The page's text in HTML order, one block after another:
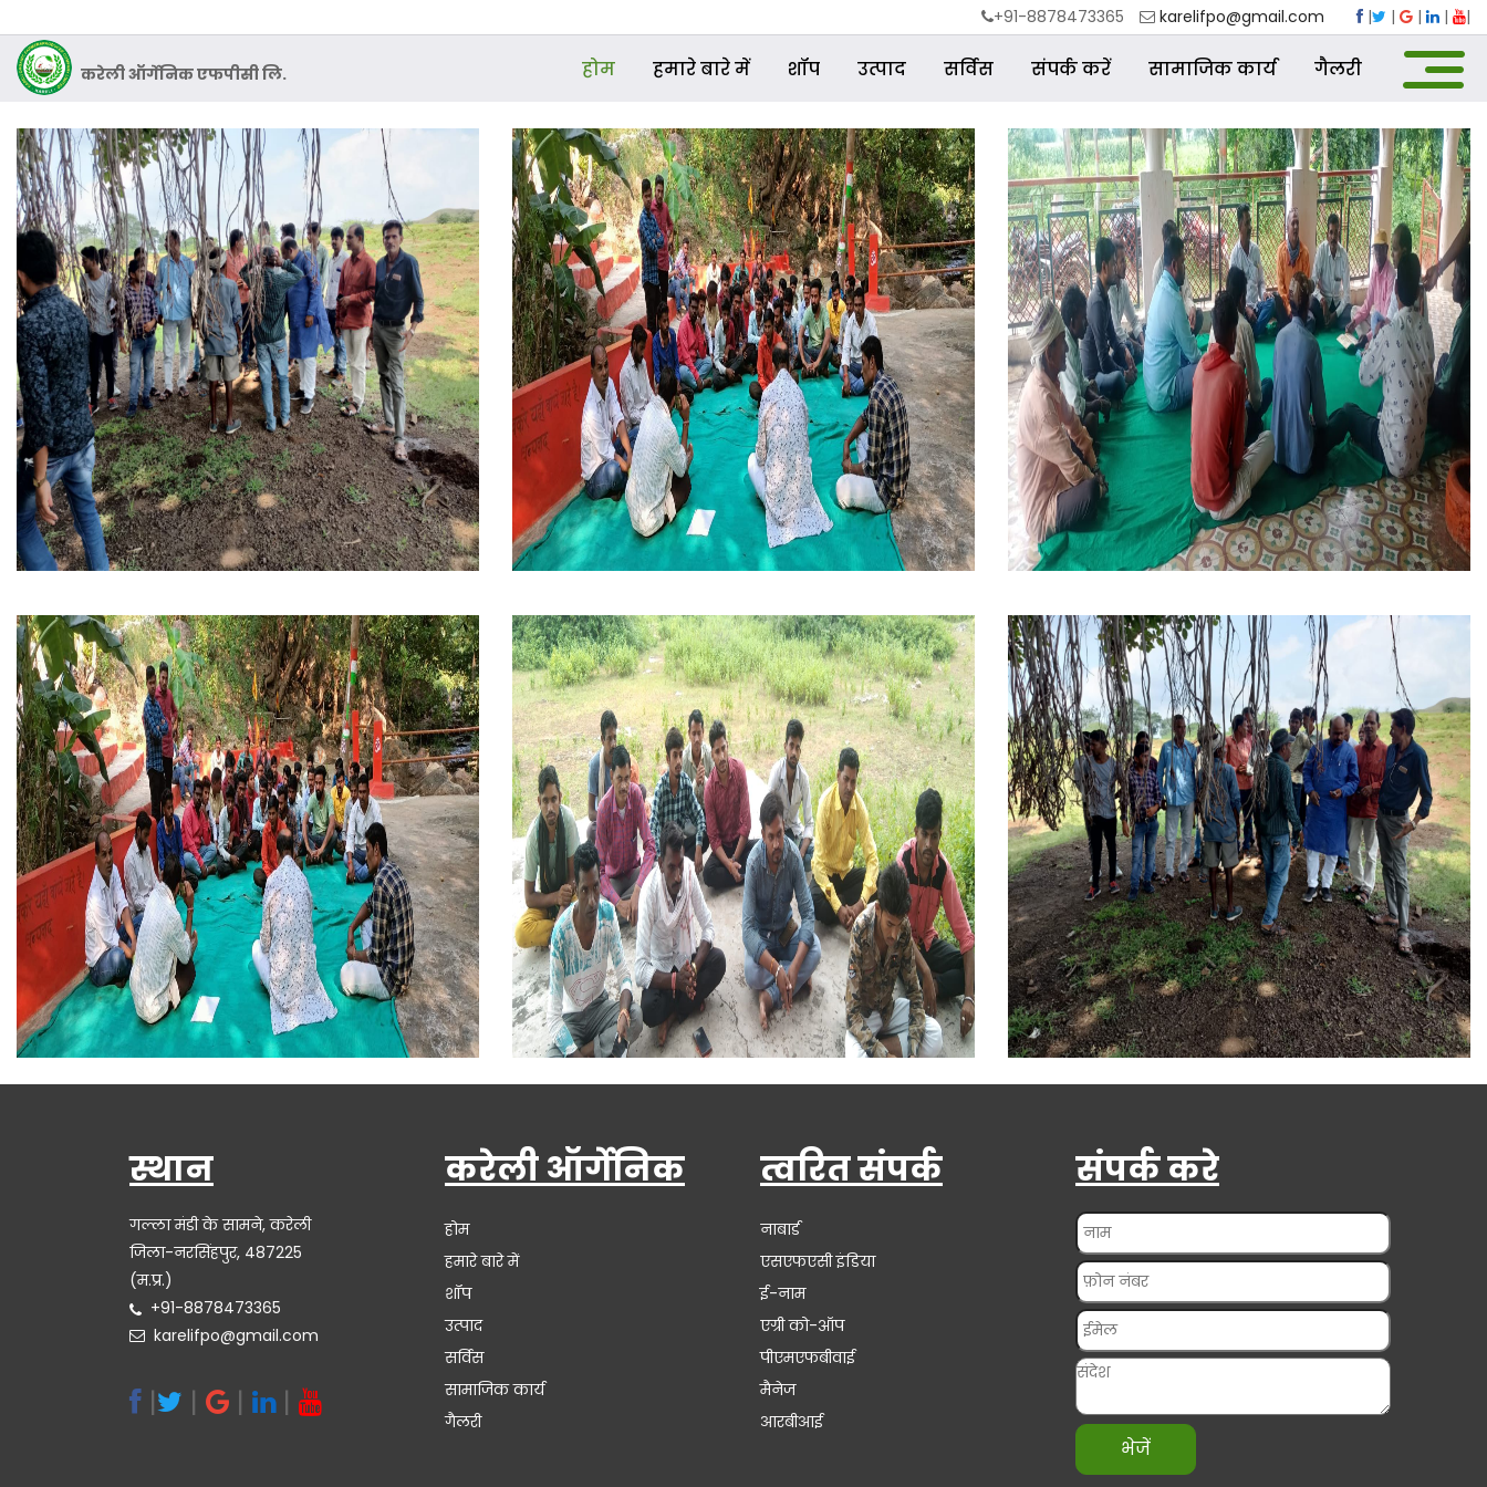
+91-8878473365 karelifpo@gmail.com | | | | |
करेली ऑर्गेनिक एफपीसी लि. होम हमारे बारे में शॉप उत्पाद सर्विस संपर्क करें सामाजिक कार्य गैलरी
करेली ऑर्गेनिक:- बैठक करेली ऑर्गेनिक :- बैठक करेली ऑर्गेनिक :- बैठक
स्थान
गल्ला मंडी के सामने, करेली
जिला-नरसिंहपुर, 487225
(म.प्र.)
+91-8878473365
karelifpo@gmail.com
| | | |
करेली ऑर्गेनिक
होम
हमारे बारे में
शॉप
उत्पाद
सर्विस
सामाजिक कार्य
गैलरी
त्वरित संपर्क
नाबार्ड
एसएफएसी इंडिया
ई-नाम
एग्री को-ऑप
पीएमएफबीवाई
मैनेज
आरबीआई
संपर्क करे
भेजें